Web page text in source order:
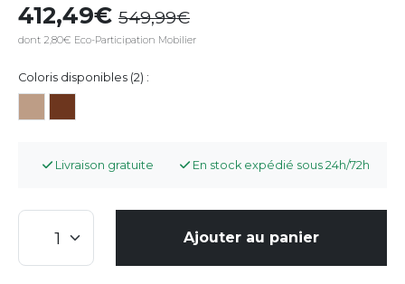
412,49 549,99
dont 2,80€ Eco-Participation Mobilier
Coloris disponibles (2) :
Livraison gratuite En stock expédié sous 24h/72h
Ajouter au panier